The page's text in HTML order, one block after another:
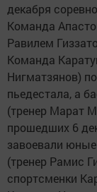
декабря
Команда
Равилем
Команда
Нигматзянов)
пьедестала, а
(тренер Марат
прошедших 6
завоевали
(тренер Рамис
спортсменки